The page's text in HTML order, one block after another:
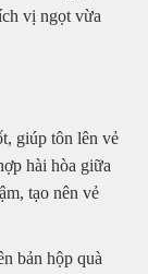
vị ngọt vừa
giúp tôn lên vẻ
hài hòa giữa
tạo nên vẻ
bản hộp quà